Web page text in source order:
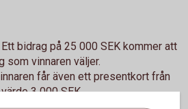
Ett bidrag på 25 000 SEK kommer att
som vinnaren väljer.
får även ett presentkort från
3 000 SEK.